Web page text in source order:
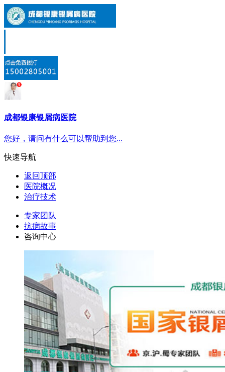
成都银康银屑病医院
您好，请问有什么可以帮助到您...
快速导航
返回顶部
医院概况
治疗技术
专家团队
抗病故事
咨询中心